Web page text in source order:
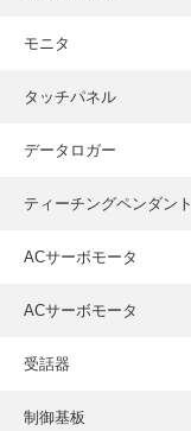
モニタ
タッチパネル
データロガー
ティーチングペンダント
ACサーボモータ
ACサーボモータ
受話器
制御基板